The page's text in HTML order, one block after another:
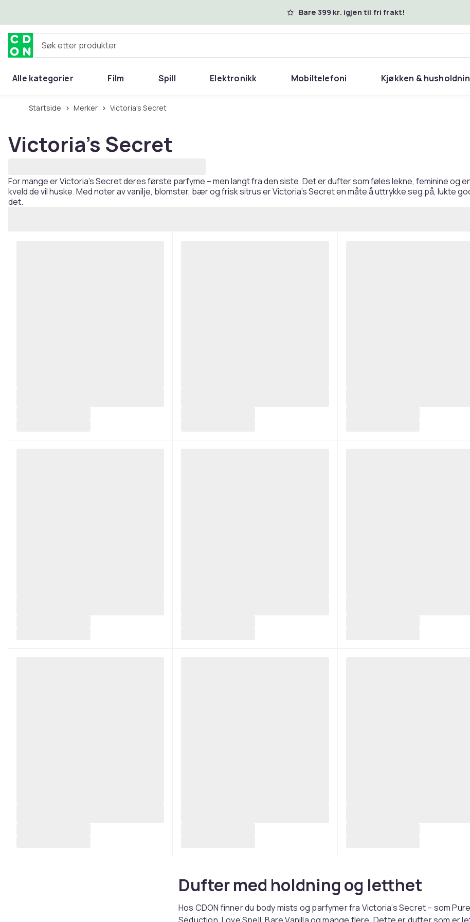
Bare 399 kr. igjen til fri frakt!
Søk etter produkter
Alle kategorier Film Spill Elektronikk Mobiltelefoni Kjøkken &
Startside Merker Victoria's Secret
Victoria's Secret
For mange er Victoria's Secret deres første parfyme – men langt fra den siste. Det er dufter som føles lekne, feminine og
kveld de vil huske. Med noter av vanilje, blomster, bær og frisk sitrus er Victoria's Secret en måte å uttrykke seg på, lukte
det.
Dufter med holdning og letthet
Hos CDON finner du body mists og parfymer fra Victoria’s Secret – som Pure